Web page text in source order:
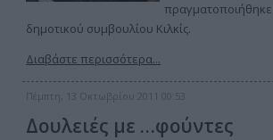
δημοτικού συμβουλίου Κιλκίς.
Διαβάστε περισσότερα...
Πέμπτη, 13 Οκτωβρίου 2011 00:53
Δουλειές με …φούντες